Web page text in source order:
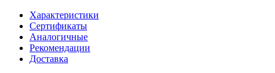
Характеристики
Сертификаты
Аналогичные
Рекомендации
Доставка